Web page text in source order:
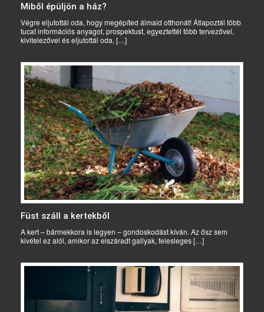
Miből épüljön a ház?
Végre eljutottál oda, hogy megépíted álmaid otthonát! Átlapoztál több
tucat információs anyagot, prospektust, egyeztettél több tervezővel,
kivitelezővel és eljutottál oda, […]
Füst száll a kertekből
A kert – bármekkora is legyen – gondoskodást kíván. Az ősz sem
kivétel ez alól, amikor az elszáradt gallyak, felesleges […]